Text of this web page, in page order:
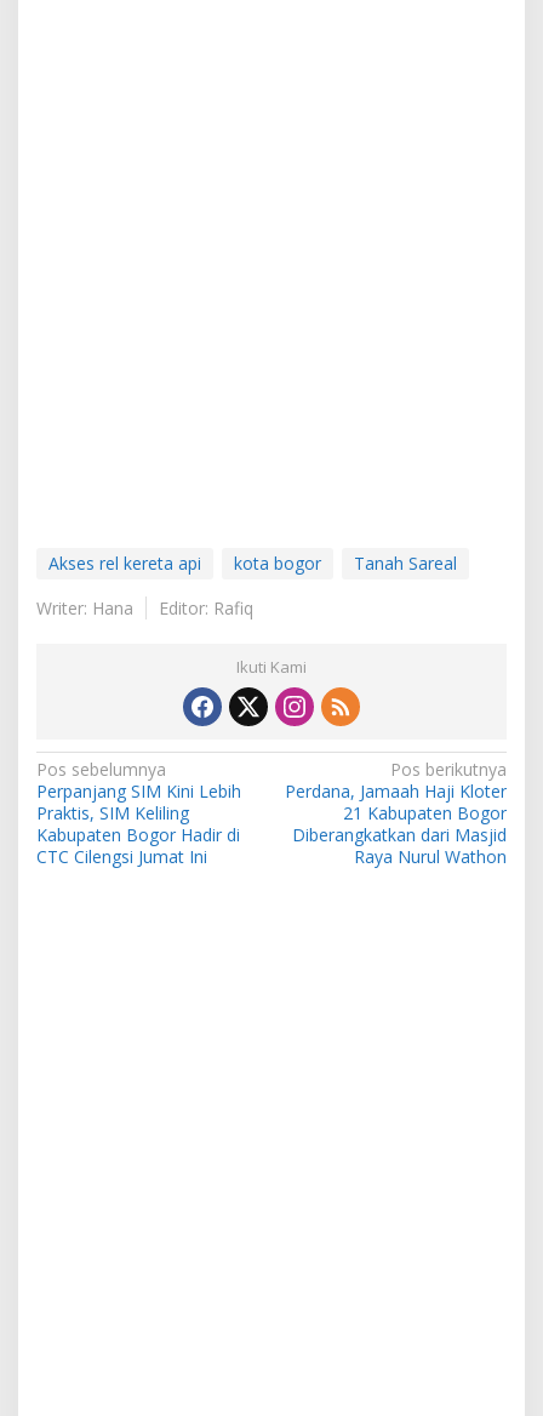
Akses rel kereta api kota bogor
Tanah Sareal
Writer: Hana
Editor: Rafiq
Ikuti Kami
Navigasi
pos
Pos sebelumnya
Perpanjang SIM Kini Lebih
Praktis, SIM Keliling
Kabupaten Bogor Hadir di
CTC Cilengsi Jumat Ini
Pos berikutnya
Perdana, Jamaah Haji Kloter
21 Kabupaten Bogor
Diberangkatkan dari Masjid
Raya Nurul Wathon